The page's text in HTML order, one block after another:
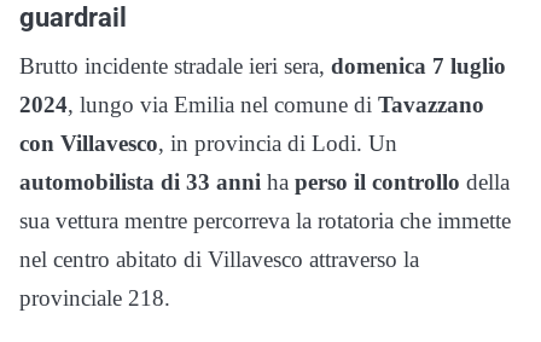
guardrail
Brutto incidente stradale ieri sera, domenica 7 luglio
2024, lungo via Emilia nel comune di Tavazzano
con Villavesco, in provincia di Lodi. Un
automobilista di 33 anni ha perso il controllo della
sua vettura mentre percorreva la rotatoria che immette
nel centro abitato di Villavesco attraverso la
provinciale 218.